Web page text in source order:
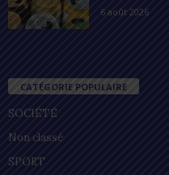
6 août 2026
CATÉGORIE POPULAIRE
SOCIÉTÉ
Non classé
SPORT